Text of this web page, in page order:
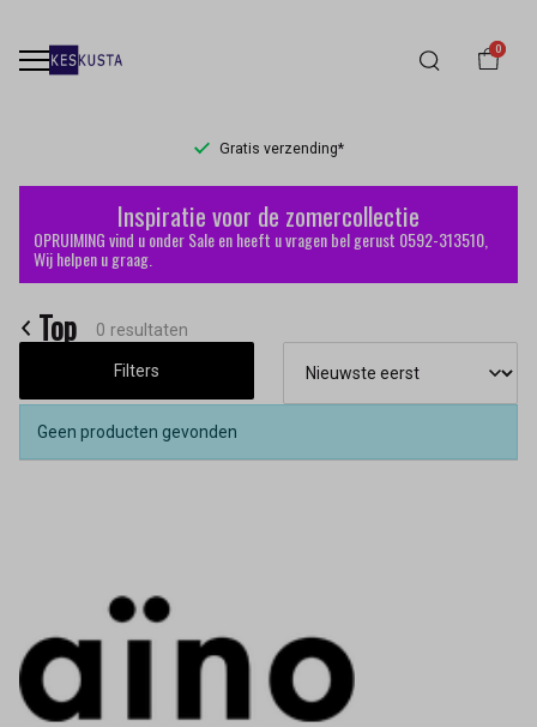
0
Gratis verzending*
Top
Keskusta
Inspiratie voor de zomercollectie
OPRUIMING vind u onder Sale en heeft u vragen bel gerust 0592-313510,
Wij helpen u graag.
Top 0 resultaten
Filters
Geen producten gevonden